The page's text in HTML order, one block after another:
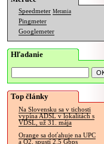
Speedmeter Merania
Pingmeter
Googlemeter
Hľadanie
Top články
Na Slovensku sa v tichosti
vypína ADSL v lokalitách s
VDSL, už 31. mája
Orange sa doťahuje na UPC
a O2, spustí 2.5 Gbps